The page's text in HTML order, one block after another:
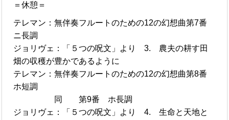
＝休憩＝
テレマン：無伴奏フルートのための12の幻想曲第7番
ニ長調
ジョリヴェ：「５つの呪文」より 3. 農夫の耕す田
畑の収穫が豊かであるように
テレマン：無伴奏フルートのための12の幻想曲第8番
ホ短調
同 第9番 ホ長調
ジョリヴェ：「５つの呪文」より 4. 生命と天地と